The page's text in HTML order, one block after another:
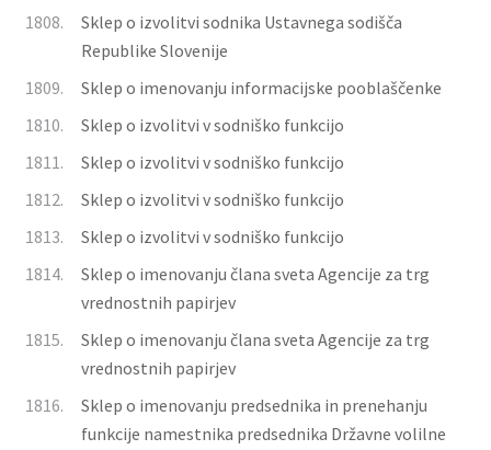
1808.
Sklep o izvolitvi sodnika Ustavnega sodišča
Republike Slovenije
1809.
Sklep o imenovanju informacijske pooblaščenke
1810.
Sklep o izvolitvi v sodniško funkcijo
1811.
Sklep o izvolitvi v sodniško funkcijo
1812.
Sklep o izvolitvi v sodniško funkcijo
1813.
Sklep o izvolitvi v sodniško funkcijo
1814.
Sklep o imenovanju člana sveta Agencije za trg
vrednostnih papirjev
1815.
Sklep o imenovanju člana sveta Agencije za trg
vrednostnih papirjev
1816.
Sklep o imenovanju predsednika in prenehanju
funkcije namestnika predsednika Državne volilne